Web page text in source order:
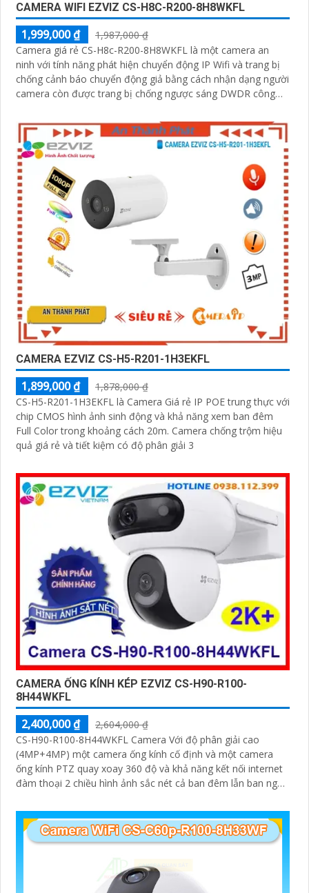
CAMERA WIFI EZVIZ CS-H8C-R200-8H8WKFL
1,999,000 ₫
1,987,000 ₫
Camera giá rẻ CS-H8c-R200-8H8WKFL là một camera an
ninh với tính năng phát hiện chuyển động IP Wifi và trang bị
chống cảnh báo chuyển động giả bằng cách nhận dạng người
camera còn được trang bị chống ngược sáng DWDR công
nhỏ gọn xoay 360 độ và có khe cắm thẻ nhớ Micro SD
512GB với khả năng thu âm và phát âm thanh to rõ
CAMERA EZVIZ CS-H5-R201-1H3EKFL
1,899,000 ₫
1,878,000 ₫
CS-H5-R201-1H3EKFL là Camera Giá rẻ IP POE trung thực với
chip CMOS hình ảnh sinh động và khả năng xem ban đêm
Full Color trong khoảng cách 20m. Camera chống trộm hiệu
quả giá rẻ và tiết kiệm có độ phân giải 3
CAMERA ỐNG KÍNH KÉP EZVIZ CS-H90-R100-
8H44WKFL
2,400,000 ₫
2,604,000 ₫
CS-H90-R100-8H44WKFL Camera Với độ phân giải cao
(4MP+4MP) một camera ống kính cố định và một camera
ống kính PTZ quay xoay 360 độ và khả năng kết nối internet
đàm thoại 2 chiều hình ảnh sắc nét cả ban đêm lẫn ban ngày
Camera an ninh không dây CS-H90-R100-8H44WKFL mang
đến sự an toàn và tiện lợi.